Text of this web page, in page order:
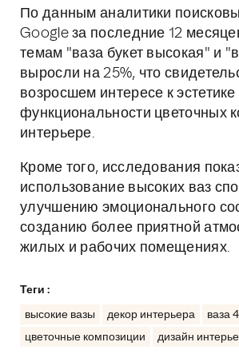
По данным аналитики
Google за последние 12
темам "ваза букет высокая" и
выросли на 25%, что
возросшем интересе к эстетике
функциональности цветочных
интерьере.
Кроме того, исследования
использование высоких ваз
улучшению эмоционального
созданию более приятной
жилых и рабочих помещениях.
Теги :
высокие вазы декор интерьера
ваза
цветочные композиции
дизайн